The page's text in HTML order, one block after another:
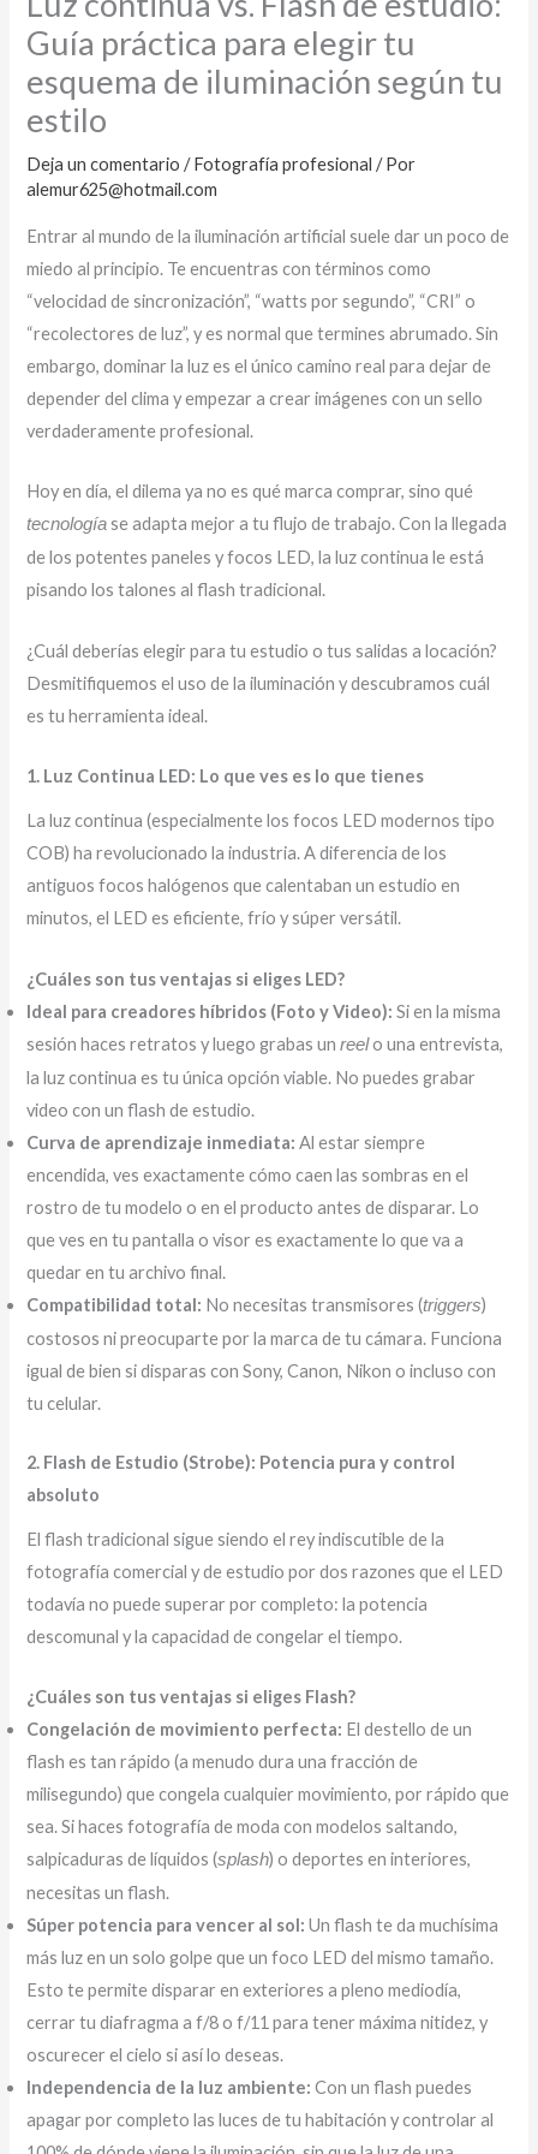
Guía práctica para elegir tu
esquema de iluminación según tu
estilo
Deja un comentario / Fotografía profesional / Por
alemur625@hotmail.com
Entrar al mundo de la iluminación artificial suele dar un poco de
miedo al principio. Te encuentras con términos como
“velocidad de sincronización”, “watts por segundo”, “CRI” o
“recolectores de luz”, y es normal que termines abrumado. Sin
embargo, dominar la luz es el único camino real para dejar de
depender del clima y empezar a crear imágenes con un sello
verdaderamente profesional.
Hoy en día, el dilema ya no es qué marca comprar, sino qué
tecnologíase adapta mejor a tu flujo de trabajo. Con la llegada
de los potentes paneles y focos LED, la luz continua le está
pisando los talones al flash tradicional.
¿Cuál deberías elegir para tu estudio o tus salidas a locación?
Desmitifiquemos el uso de la iluminación y descubramos cuál
es tu herramienta ideal.
1. Luz Continua LED: Lo que ves es lo que tienes
La luz continua (especialmente los focos LED modernos tipo
COB) ha revolucionado la industria. A diferencia de los
antiguos focos halógenos que calentaban un estudio en
minutos, el LED es eficiente, frío y súper versátil.
¿Cuáles son tus ventajas si eliges LED?
Ideal para creadores híbridos (Foto y Video): Si en la misma
sesión haces retratos y luego grabas unreelo una entrevista,
la luz continua es tu única opción viable. No puedes grabar
video con un flash de estudio.
Curva de aprendizaje inmediata: Al estar siempre
encendida, ves exactamente cómo caen las sombras en el
rostro de tu modelo o en el producto antes de disparar. Lo
que ves en tu pantalla o visor es exactamente lo que va a
quedar en tu archivo final.
Compatibilidad total: No necesitas transmisores (triggers)
costosos ni preocuparte por la marca de tu cámara. Funciona
igual de bien si disparas con Sony, Canon, Nikon o incluso con
tu celular.
2. Flash de Estudio (Strobe): Potencia pura y control
absoluto
El flash tradicional sigue siendo el rey indiscutible de la
fotografía comercial y de estudio por dos razones que el LED
todavía no puede superar por completo: la potencia
descomunal y la capacidad de congelar el tiempo.
¿Cuáles son tus ventajas si eliges Flash?
Congelación de movimiento perfecta: El destello de un
flash es tan rápido (a menudo dura una fracción de
milisegundo) que congela cualquier movimiento, por rápido que
sea. Si haces fotografía de moda con modelos saltando,
salpicaduras de líquidos (splash) o deportes en interiores,
necesitas un flash.
Súper potencia para vencer al sol: Un flash te da muchísima
más luz en un solo golpe que un foco LED del mismo tamaño.
Esto te permite disparar en exteriores a pleno mediodía,
cerrar tu diafragma a f/8 o f/11 para tener máxima nitidez, y
oscurecer el cielo si así lo deseas.
Independencia de la luz ambiente: Con un flash puedes
apagar por completo las luces de tu habitación y controlar al